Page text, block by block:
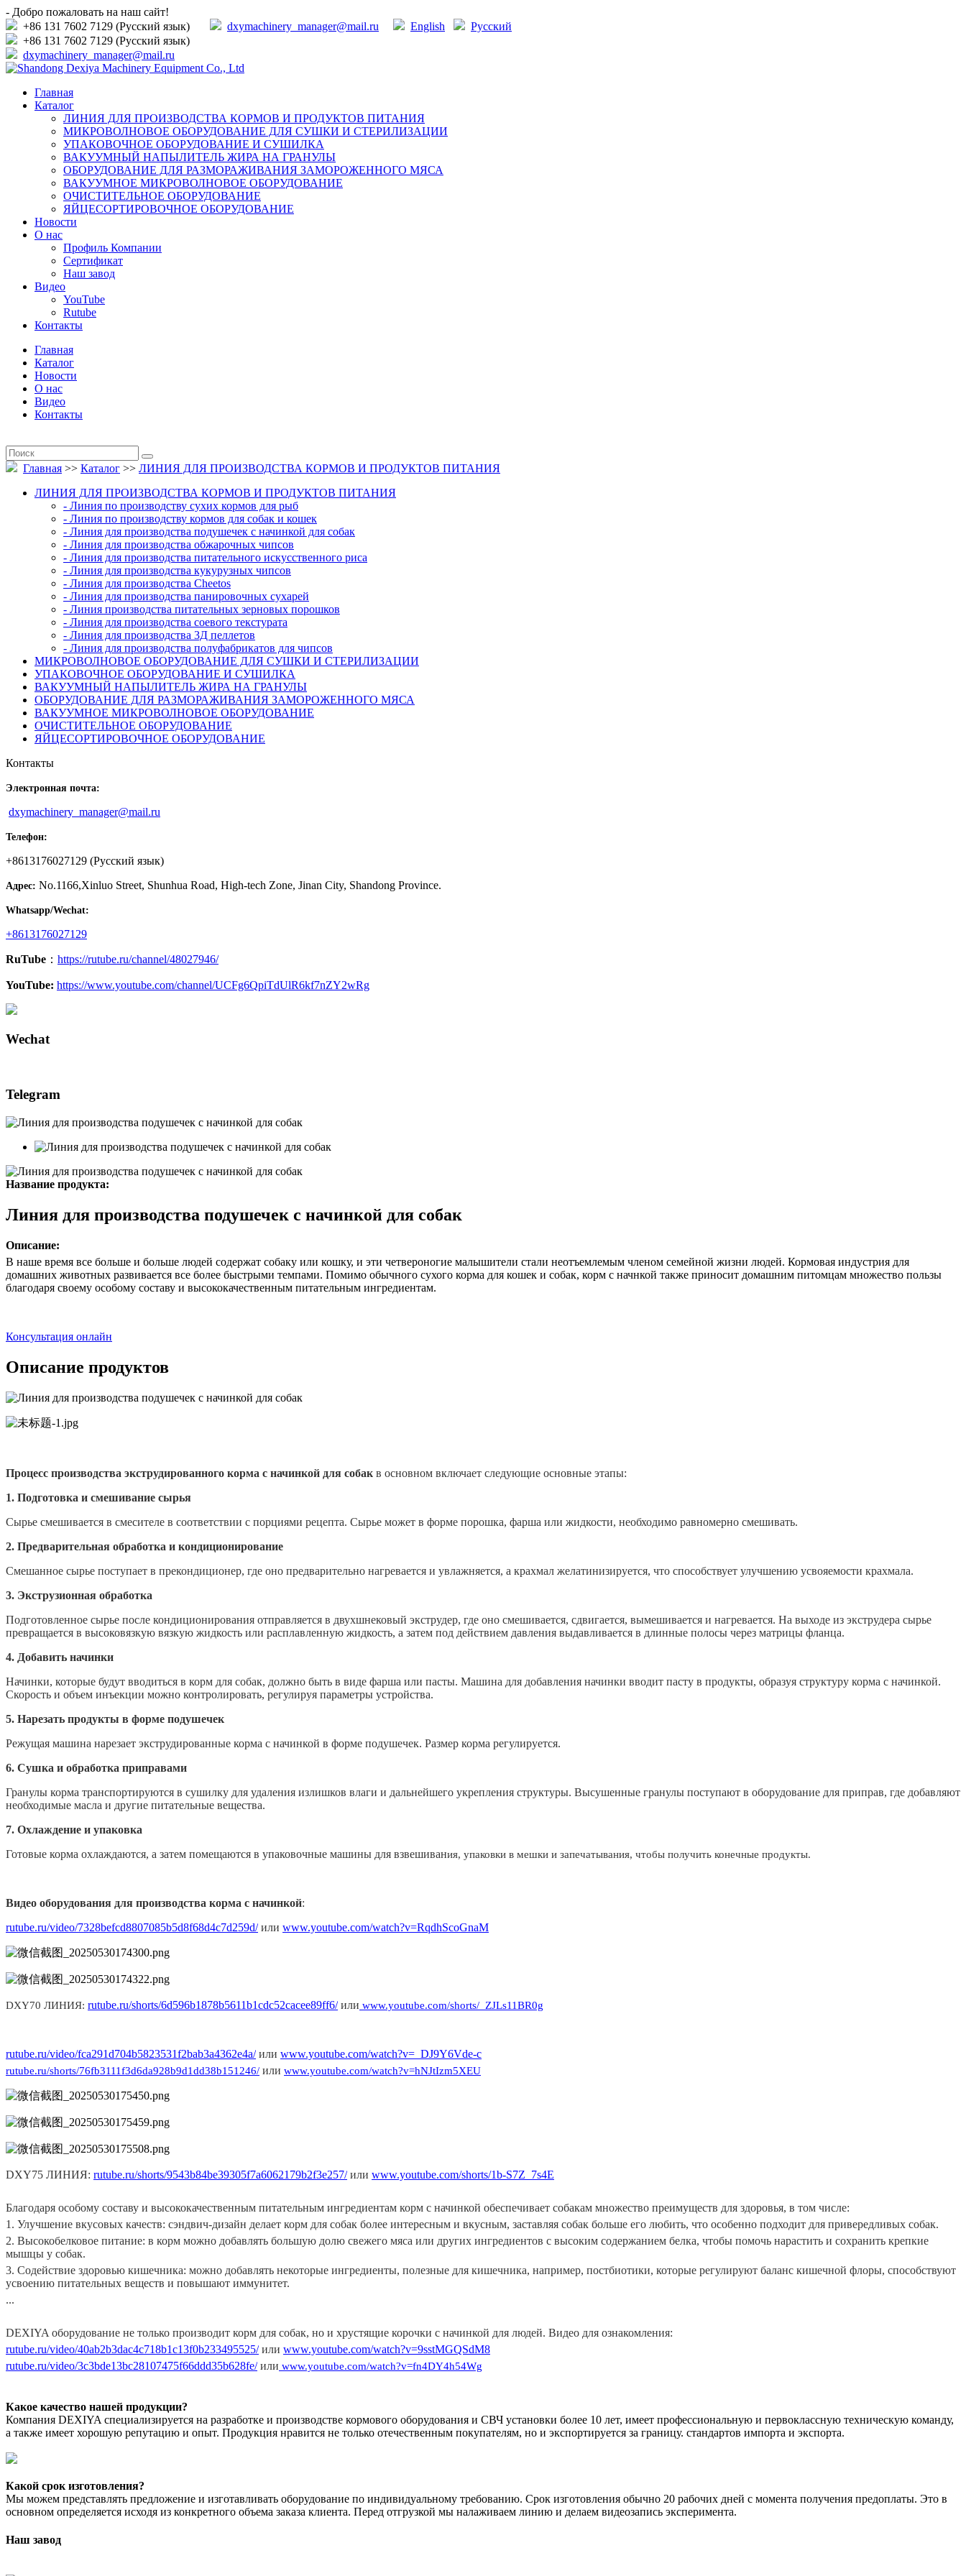
- Добро пожаловать на наш сайт!
+86 131 7602 7129 (Русский язык)
dxymachinery_manager@mail.ru English
Русский
+86 131 7602 7129 (Русский язык)
dxymachinery_manager@mail.ru
Главная
Каталог
ЛИНИЯ ДЛЯ ПРОИЗВОДСТВА КОРМОВ И ПРОДУКТОВ ПИТАНИЯ
МИКРОВОЛНОВОЕ ОБОРУДОВАНИЕ ДЛЯ СУШКИ И СТЕРИЛИЗАЦИИ
УПАКОВОЧНОЕ ОБОРУДОВАНИЕ И СУШИЛКА
ВАКУУМНЫЙ НАПЫЛИТЕЛЬ ЖИРА НА ГРАНУЛЫ
ОБОРУДОВАНИЕ ДЛЯ РАЗМОРАЖИВАНИЯ ЗАМОРОЖЕННОГО МЯСА
ВАКУУМНОЕ МИКРОВОЛНОВОЕ ОБОРУДОВАНИЕ
ОЧИСТИТЕЛЬНОЕ ОБОРУДОВАНИЕ
ЯЙЦЕСОРТИРОВОЧНОЕ ОБОРУДОВАНИЕ
Новости
О нас
Профиль Компании
Сертификат
Наш завод
Видео
YouTube
Rutube
Контакты
Главная
Каталог
Новости
О нас
Видео
Контакты
Главная >> Каталог >> ЛИНИЯ ДЛЯ ПРОИЗВОДСТВА КОРМОВ И ПРОДУКТОВ ПИТАНИЯ
ЛИНИЯ ДЛЯ ПРОИЗВОДСТВА КОРМОВ И ПРОДУКТОВ ПИТАНИЯ
- Линия по производству сухих кормов для рыб
- Линия по производству кормов для собак и кошек
- Линия для производства подушечек с начинкой для собак
- Линия для производства обжарочных чипсов
- Линия для производства питательного искусственного риса
- Линия для производства кукурузных чипсов
- Линия для производства Cheetos
- Линия для производства панировочных сухарей
- Линия производства питательных зерновых порошков
- Линия для производства соевого текстурата
- Линия для производства 3Д пеллетов
- Линия для производства полуфабрикатов для чипсов
МИКРОВОЛНОВОЕ ОБОРУДОВАНИЕ ДЛЯ СУШКИ И СТЕРИЛИЗАЦИИ
УПАКОВОЧНОЕ ОБОРУДОВАНИЕ И СУШИЛКА
ВАКУУМНЫЙ НАПЫЛИТЕЛЬ ЖИРА НА ГРАНУЛЫ
ОБОРУДОВАНИЕ ДЛЯ РАЗМОРАЖИВАНИЯ ЗАМОРОЖЕННОГО МЯСА
ВАКУУМНОЕ МИКРОВОЛНОВОЕ ОБОРУДОВАНИЕ
ОЧИСТИТЕЛЬНОЕ ОБОРУДОВАНИЕ
ЯЙЦЕСОРТИРОВОЧНОЕ ОБОРУДОВАНИЕ
Контакты
Электронная почта:
dxymachinery_manager@mail.ru
Телефон:
+8613176027129 (Русский язык)
Адрес: No.1166,Xinluo Street, Shunhua Road, High-tech Zone, Jinan City, Shandong Province.
Whatsapp/Wechat:
+8613176027129
RuTube ： https://rutube.ru/channel/48027946/
YouTube: https://www.youtube.com/channel/UCFg6QpiTdUlR6kf7nZY2wRg
Wechat
Telegram
Название продукта:
Линия для производства подушечек с начинкой для собак
Описание:
В наше время все больше и больше людей содержат собаку или кошку, и эти четвероногие малышители стали неотъемлемым членом семейной жизни людей. Кормовая индустрия для
домашних животных развивается все более быстрыми темпами. Помимо обычного сухого корма для кошек и собак, корм с начнкой также приносит домашним питомцам множество пользы
благодаря своему особому составу и высококачественным питательным ингредиентам.
Консультация онлайн
Описание продуктов
Процесс производства экструдированного корма с начинкой для собак в основном включает следующие основные этапы:
1. Подготовка и смешивание сырья
Сырье смешивается в смесителе в соответствии с порциями рецепта. Сырье может в форме порошка, фарша или жидкости, необходимо равномерно смешивать.
2. Предварительная обработка и кондиционирование
Смешанное сырье поступает в прекондиционер, где оно предварительно нагревается и увлажняется, а крахмал желатинизируется, что способствует улучшению усвояемости крахмала.
3. Экструзионная обработка
Подготовленное сырье после кондиционирования отправляется в двухшнековый экструдер, где оно смешивается, сдвигается, вымешивается и нагревается. На выходе из экструдера сырье
превращается в высоковязкую вязкую жидкость или расплавленную жидкость, а затем под действием давления выдавливается в длинные полосы через матрицы фланца.
4. Добавить начинки
Начинки, которые будут вводиться в корм для собак, должно быть в виде фарша или пасты. Машина для добавления начинки вводит пасту в продукты, образуя структуру корма с начинкой.
Скорость и объем инъекции можно контролировать, регулируя параметры устройства.
5. Нарезать продукты в форме подушечек
Режущая машина нарезает экструдированные корма с начинкой в форме подушечек. Размер корма регулируется.
6. Сушка и обработка приправами
Гранулы корма транспортируются в сушилку для удаления излишков влаги и дальнейшего укрепления структуры. Высушенные гранулы поступают в оборудование для приправ, где добавляют
необходимые масла и другие питательные вещества.
7. Охлаждение и упаковка
Готовые корма охлаждаются, а затем помещаются в упаковочные машины для взвешивания, упаковки в мешки и запечатывания, чтобы получить конечные продукты.
Видео оборудования для производства корма с начинкой:
rutube.ru/video/7328befcd8807085b5d8f68d4c7d259d/ или www.youtube.com/watch?v=RqdhScoGnaM
DXY70 ЛИНИЯ: rutube.ru/shorts/6d596b1878b5611b1cdc52cacee89ff6/ или www.youtube.com/shorts/_ZJLs11BR0g
rutube.ru/video/fca291d704b5823531f2bab3a4362e4a/ или www.youtube.com/watch?v=_DJ9Y6Vde-c
rutube.ru/shorts/76fb3111f3d6da928b9d1dd38b151246/ или www.youtube.com/watch?v=hNJtIzm5XEU
DXY75 ЛИНИЯ: rutube.ru/shorts/9543b84be39305f7a6062179b2f3e257/ или www.youtube.com/shorts/1b-S7Z_7s4E
Благодаря особому составу и высококачественным питательным ингредиентам корм с начинкой обеспечивает собакам множество преимуществ для здоровья, в том числе:
1. Улучшение вкусовых качеств: сэндвич-дизайн делает корм для собак более интересным и вкусным, заставляя собак больше его любить, что особенно подходит для привередливых собак.
2. Высокобелковое питание: в корм можно добавлять большую долю свежего мяса или других ингредиентов с высоким содержанием белка, чтобы помочь нарастить и сохранить крепкие
мышцы у собак.
3. Содействие здоровью кишечника: можно добавлять некоторые ингредиенты, полезные для кишечника, например, постбиотики, которые регулируют баланс кишечной флоры, способствуют
усвоению питательных веществ и повышают иммунитет.
...
DEXIYA оборудование не только производит корм для собак, но и хрустящие корочки с начинкой для людей. Видео для ознакомления:
rutube.ru/video/40ab2b3dac4c718b1c13f0b233495525/ или www.youtube.com/watch?v=9sstMGQSdM8
rutube.ru/video/3c3bde13bc28107475f66ddd35b628fe/ или www.youtube.com/watch?v=fn4DY4h54Wg
Какое качество нашей продукции?
Компания DEXIYA специализируется на разработке и производстве кормового оборудования и СВЧ установки более 10 лет, имеет профессиональную и первоклассную техническую команду,
а также имеет хорошую репутацию и опыт. Продукция нравится не только отечественным покупателям, но и экспортируется за границу. стандартов импорта и экспорта.
Какой срок изготовления?
Мы можем представлять предложение и изготавливать оборудование по индивидуальному требованию. Срок изготовления обычно 20 рабочих дней с момента получения предоплаты. Это в
основном определяется исходя из конкретного объема заказа клиента. Перед отгрузкой мы налаживаем линию и делаем видеозапись эксперимента.
Наш завод